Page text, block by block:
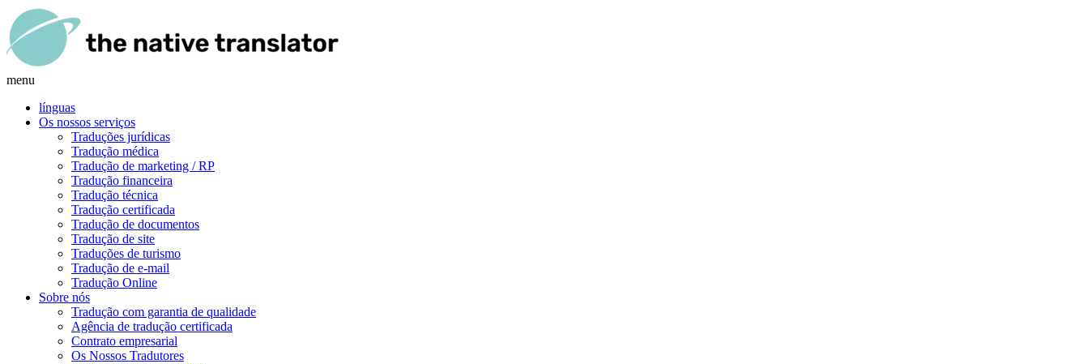
menu
línguas
Os nossos serviços
Traduções jurídicas
Tradução médica
Tradução de marketing / RP
Tradução financeira
Tradução técnica
Tradução certificada
Tradução de documentos
Tradução de site
Traduções de turismo
Tradução de e-mail
Tradução Online
Sobre nós
Tradução com garantia de qualidade
Agência de tradução certificada
Contrato empresarial
Os Nossos Tradutores